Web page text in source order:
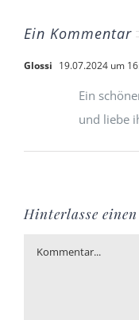
Ein Kommentar
Glossi 19.07.2024 um
Ein
und liebe
Hinterlasse
Kommentar